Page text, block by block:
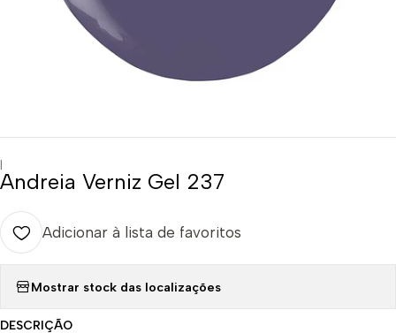
|
Andreia Verniz Gel 237
Adicionar à lista de favoritos
Mostrar stock das localizações
DESCRIÇÃO